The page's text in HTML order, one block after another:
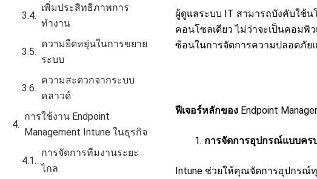
เพิ่มประสิทธิภาพการ
ทำงาน
ความยืดหยุ่นในการขยาย
ระบบ
ความสะดวกจากระบบ
คลาวด์
การใช้งาน Endpoint
Management Intune ในธุรกิจ
การจัดการทีมงานระยะ
ไกล
ผู้ดูแลระบบ IT สามารถบังคับใช้
คอนโซลเดียว ไม่ว่าจะเป็นคอมพิ
ซ้อนในการจัดการความปลอดภัย
ฟีเจอร์หลักของ Endpoint Manager
การจัดการอุปกรณ์แบบคร
Intune ช่วยให้คุณจัดการอุปกรณ์ทุ